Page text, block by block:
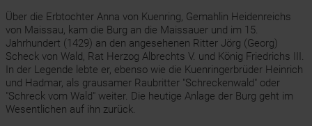
Über die Erbtochter Anna von Kuenring, Gemahlin Heidenreichs
von Maissau, kam die Burg an die Maissauer und im 15.
Jahrhundert (1429) an den angesehenen Ritter Jörg (Georg)
Scheck von Wald, Rat Herzog Albrechts V. und König Friedrichs III.
In der Legende lebte er, ebenso wie die Kuenringerbrüder Heinrich
und Hadmar, als grausamer Raubritter "Schreckenwald" oder
"Schreck vom Wald" weiter. Die heutige Anlage der Burg geht im
Wesentlichen auf ihn zurück.